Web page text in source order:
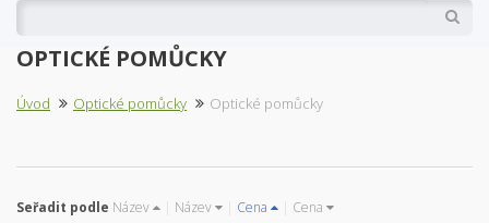
OPTICKÉ POMŮCKY
Úvod Optické pomůcky Optické pomůcky
Seřadit podle Název Název Cena
Cena